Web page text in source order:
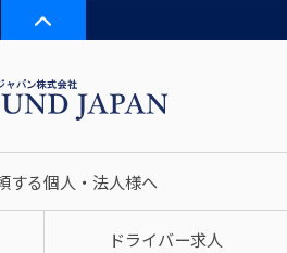
する個人・法人様へ
ドライバー求人